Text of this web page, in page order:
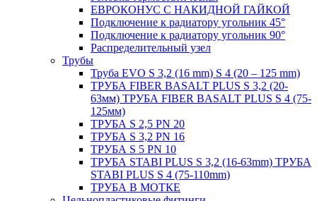
ЕВРОКОНУС С НАКИДНОЙ ГАЙКОЙ
Подключение к радиатору угольник 45°
Подключение к радиатору угольник 90°
Распределительный узел
Трубы
Труба EVO S 3,2 (16 mm) S 4 (20 – 125 mm)
ТРУБА FIBER BASALT PLUS S 3,2 (20-
63мм) ТРУБА FIBER BASALT PLUS S 4 (75-
125мм)
ТРУБА S 2,5 PN 20
ТРУБА S 3,2 PN 16
ТРУБА S 5 PN 10
ТРУБА STABI PLUS S 3,2 (16-63mm) ТРУБА
STABI PLUS S 4 (75-110mm)
ТРУБА В МОТКЕ